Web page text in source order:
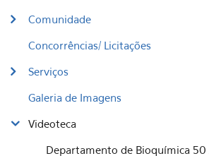
Comunidade
Concorrências/ Licitações
Serviços
Galeria de Imagens
Videoteca
Departamento de Bioquímica 50